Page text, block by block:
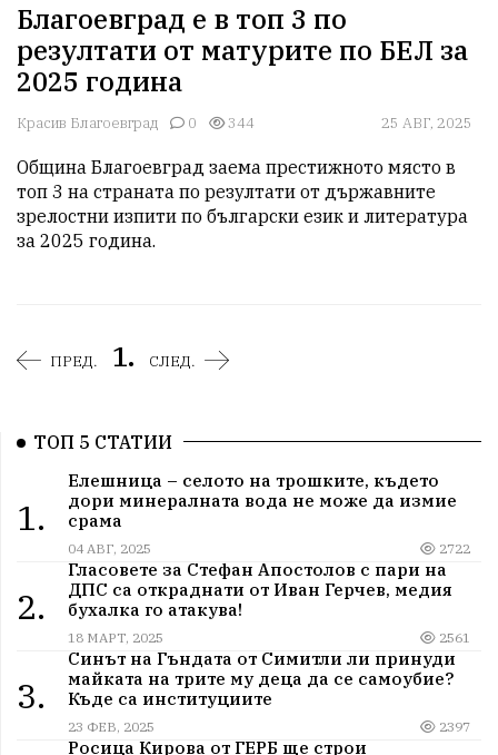
Благоевград е в топ 3 по
резултати от матурите по БЕЛ за
2025 година
Красив Благоевград 0 344 25 АВГ, 2025
Община Благоевград заема престижното място в
топ 3 на страната по резултати от държавните
зрелостни изпити по български език и литература
за 2025 година.
ПРЕД. 1. СЛЕД.
ТОП 5 СТАТИИ
1.
Елешница – селото на трошките, където
дори минералната вода не може да измие
срама
04 АВГ, 2025 2722
2.
Гласовете за Стефан Апостолов с пари на
ДПС са откраднати от Иван Герчев, медия
бухалка го атакува!
18 МАРТ, 2025 2561
3.
Синът на Гъндата от Симитли ли принуди
майката на трите му деца да се самоубие?
Къде са институциите
23 ФЕВ, 2025 2397
Росица Кирова от ГЕРБ ще строи